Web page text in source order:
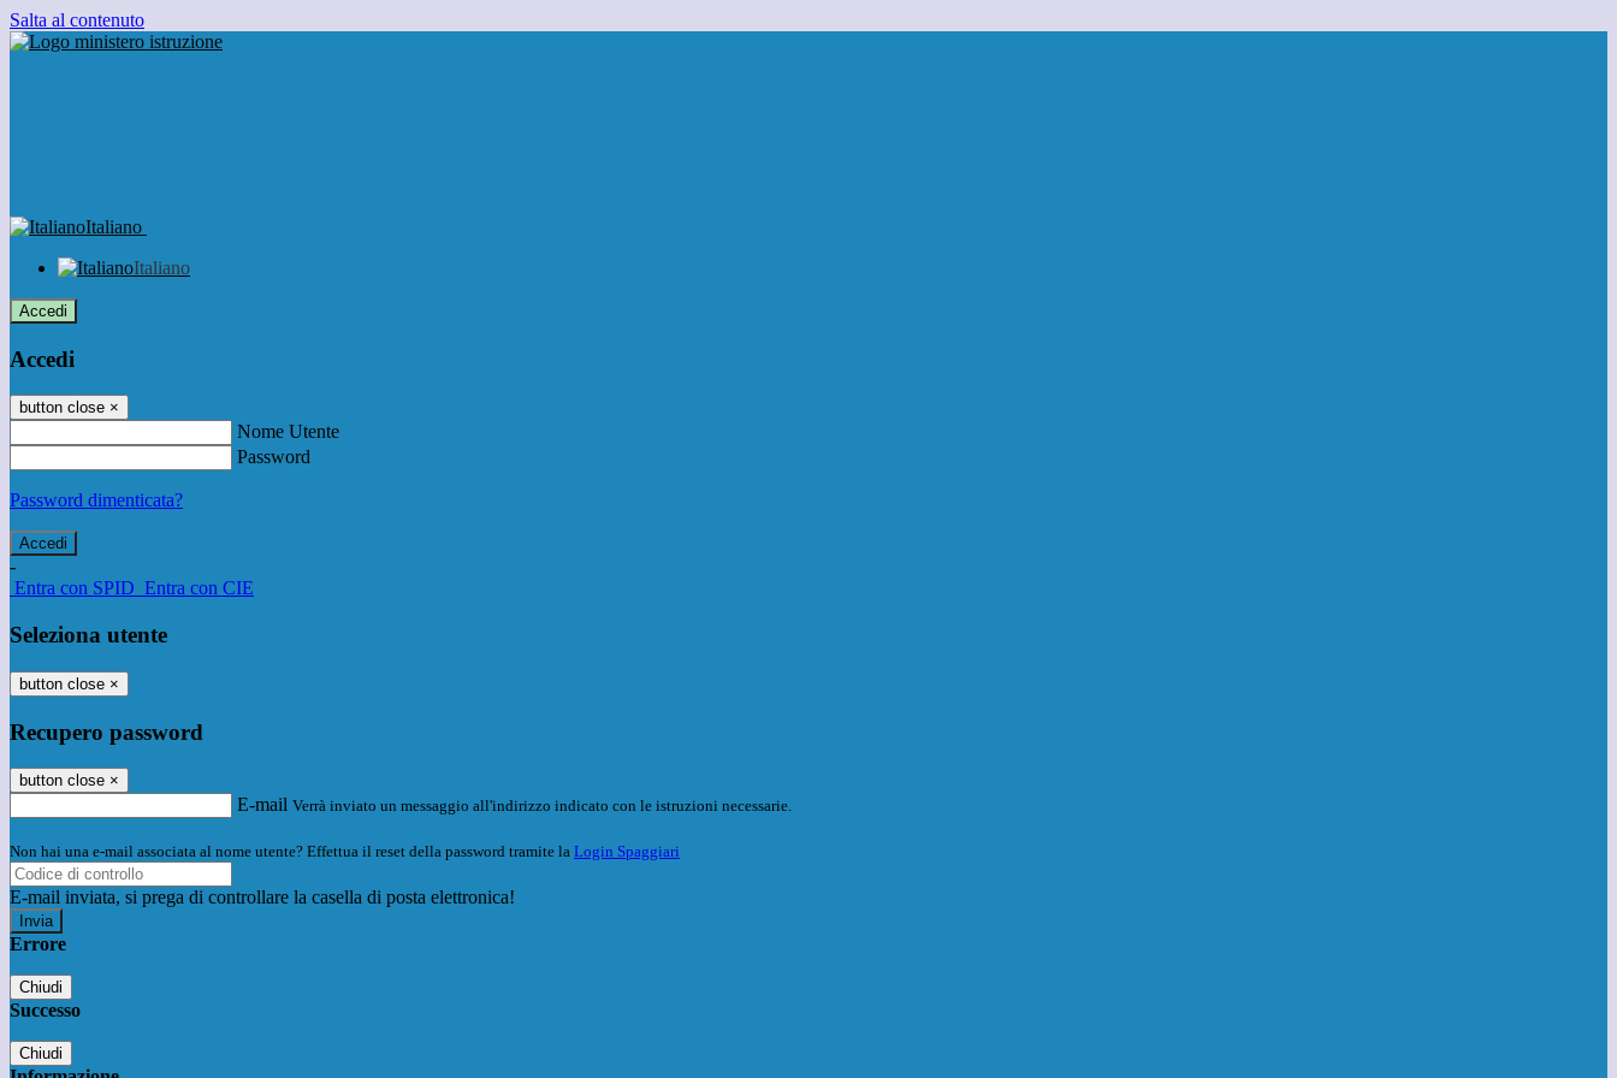
Salta al contenuto
Italiano
Italiano
Accedi
Accedi
button close ×
Nome Utente
Password
Password dimenticata?
-
Entra con SPID Entra con CIE
Seleziona utente
button close ×
Recupero password
button close ×
E-mail Verrà inviato un messaggio all'indirizzo indicato con le istruzioni necessarie.
Non hai una e-mail associata al nome utente? Effettua il reset della password tramite la Login Spaggiari
E-mail inviata, si prega di controllare la casella di posta elettronica!
Errore
Chiudi
Successo
Chiudi